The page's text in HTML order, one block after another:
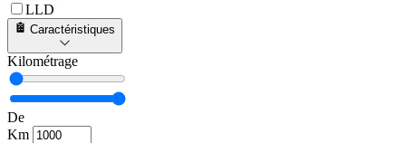
LLD
Caractéristiques
Kilométrage
De
Km